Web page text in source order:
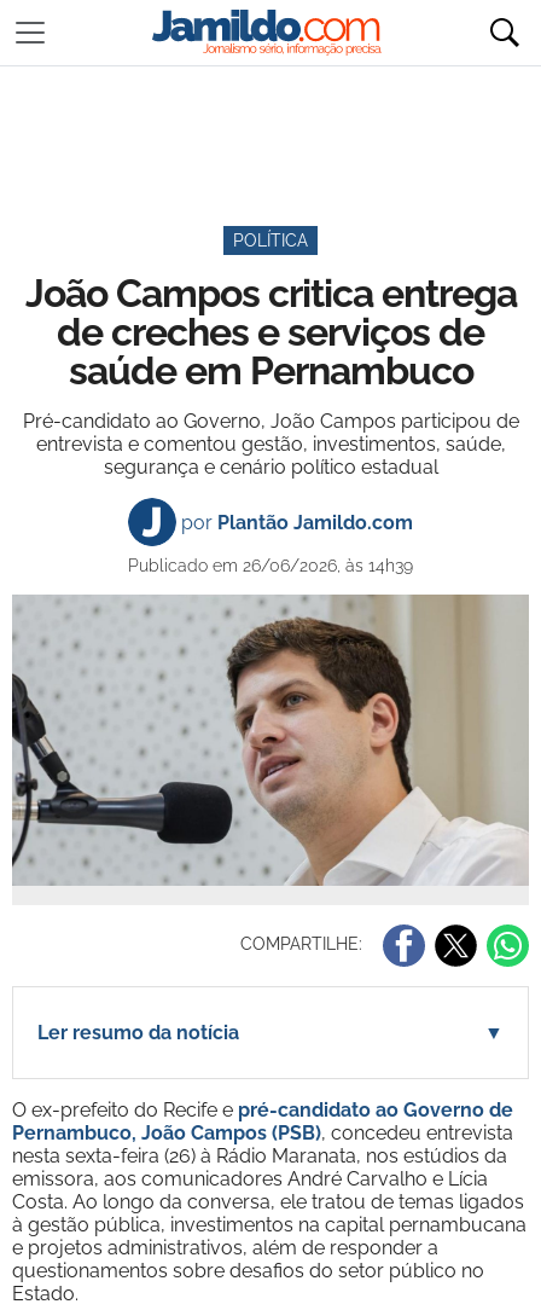
POLÍTICA
João Campos critica entrega
de creches e serviços de
saúde em Pernambuco
Pré-candidato ao Governo, João Campos participou de
entrevista e comentou gestão, investimentos, saúde,
segurança e cenário político estadual
por Plantão Jamildo.com
Publicado em 26/06/2026, às 14h39
COMPARTILHE:
Ler resumo da notícia ▼
O ex-prefeito do Recife e pré-candidato ao Governo de
Pernambuco, João Campos (PSB), concedeu entrevista
nesta sexta-feira (26) à Rádio Maranata, nos estúdios da
emissora, aos comunicadores André Carvalho e Lícia
Costa. Ao longo da conversa, ele tratou de temas ligados
à gestão pública, investimentos na capital pernambucana
e projetos administrativos, além de responder a
questionamentos sobre desafios do setor público no
Estado.